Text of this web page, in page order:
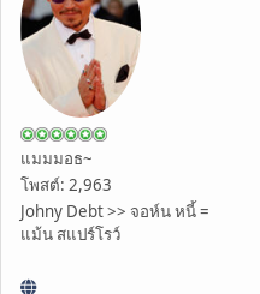
แมมมอธ~
โพสต์: 2,963
Johny Debt >> จอห์น หนี้ =
แม้น สแปร์โรว์